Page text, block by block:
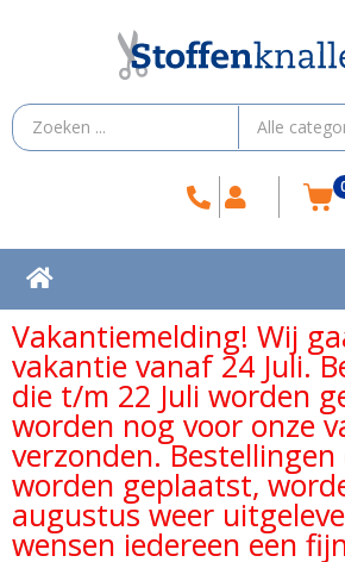
Vakantiemelding! Wij
vakantie vanaf 24 Juli.
die t/m 22 Juli worden
worden nog voor onze
verzonden. Bestellingen
worden geplaatst,
augustus weer
wensen iedereen een